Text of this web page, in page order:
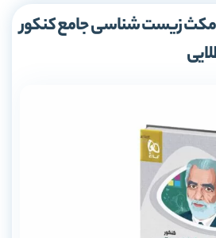
مکث زیست شناسی جامع کنکور